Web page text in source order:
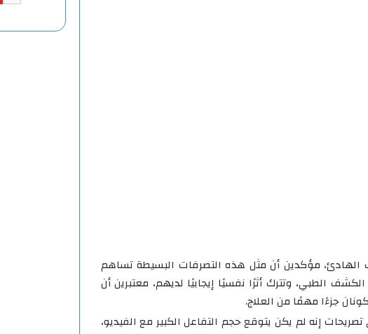
الهادئ، مؤكدين أن مثل هذه التصرفات البسيطة تساهم
الطبي، وتترك أثرًا نفسيًا إيجابيًا لديهم، معتبرين أن
جزءًا مهمًا من العلاج.
إنه لم يكن يتوقع حجم التفاعل الكبير مع الفيديو،